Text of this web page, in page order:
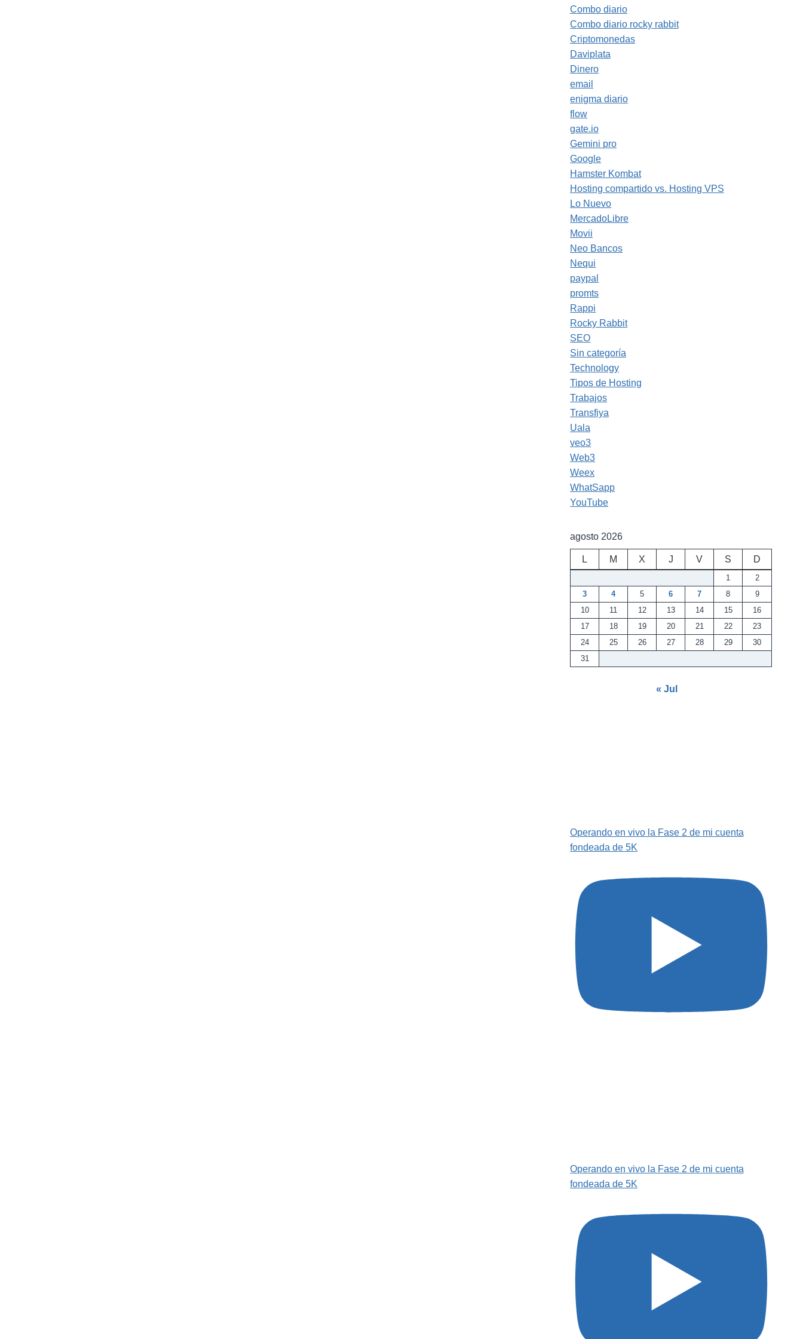
Combo diario
Combo diario rocky rabbit
Criptomonedas
Daviplata
Dinero
email
enigma diario
flow
gate.io
Gemini pro
Google
Hamster Kombat
Hosting compartido vs. Hosting VPS
Lo Nuevo
MercadoLibre
Movii
Neo Bancos
Nequi
paypal
promts
Rappi
Rocky Rabbit
SEO
Sin categoría
Technology
Tipos de Hosting
Trabajos
Transfiya
Uala
veo3
Web3
Weex
WhatSapp
YouTube
agosto 2026
L M X J V S D
1
2
3
4 5 6 7 8
9
10
11 12 13 14 15
16
17
18 19 20 21 22
23
24
25 26 27 28 29
30
31
« Jul
Operando en vivo la Fase 2 de mi cuenta
fondeada de 5K
Operando en vivo la Fase 2 de mi cuenta
fondeada de 5K